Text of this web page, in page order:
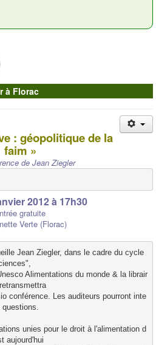
à Florac
: géopolitique de la
faim »
de Jean Ziegler
2012 à 17h30
gratuite
Verte (Florac)
Alimentations du monde & la librair
conférence. Les auditeurs pourront inte
aujourd'hui